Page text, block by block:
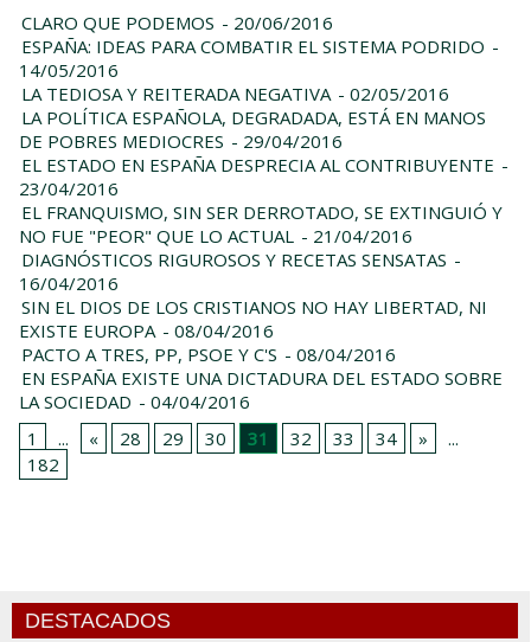
CLARO QUE PODEMOS - 20/06/2016
ESPAÑA: IDEAS PARA COMBATIR EL SISTEMA PODRIDO -
14/05/2016
LA TEDIOSA Y REITERADA NEGATIVA - 02/05/2016
LA POLÍTICA ESPAÑOLA, DEGRADADA, ESTÁ EN MANOS
DE POBRES MEDIOCRES - 29/04/2016
EL ESTADO EN ESPAÑA DESPRECIA AL CONTRIBUYENTE -
23/04/2016
EL FRANQUISMO, SIN SER DERROTADO, SE EXTINGUIÓ Y
NO FUE "PEOR" QUE LO ACTUAL - 21/04/2016
DIAGNÓSTICOS RIGUROSOS Y RECETAS SENSATAS -
16/04/2016
SIN EL DIOS DE LOS CRISTIANOS NO HAY LIBERTAD, NI
EXISTE EUROPA - 08/04/2016
PACTO A TRES, PP, PSOE Y C'S - 08/04/2016
EN ESPAÑA EXISTE UNA DICTADURA DEL ESTADO SOBRE
LA SOCIEDAD - 04/04/2016
1
... « 28 29 30 31 32 33 34 »
...
182
DESTACADOS